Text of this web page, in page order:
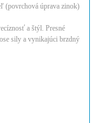
(povrchová úprava zinok)
a štýl. Presné
sily a vynikajúci brzdný